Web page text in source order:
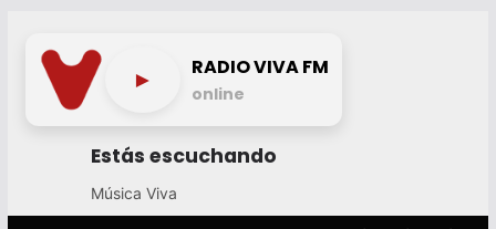
content
► RADIO VIVA FM
online
Estás escuchando
Música Viva